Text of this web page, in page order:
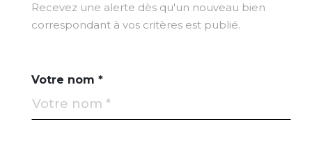
Recevez une alerte dès qu'un nouveau bien
correspondant à vos critères est publié.
Votre nom *